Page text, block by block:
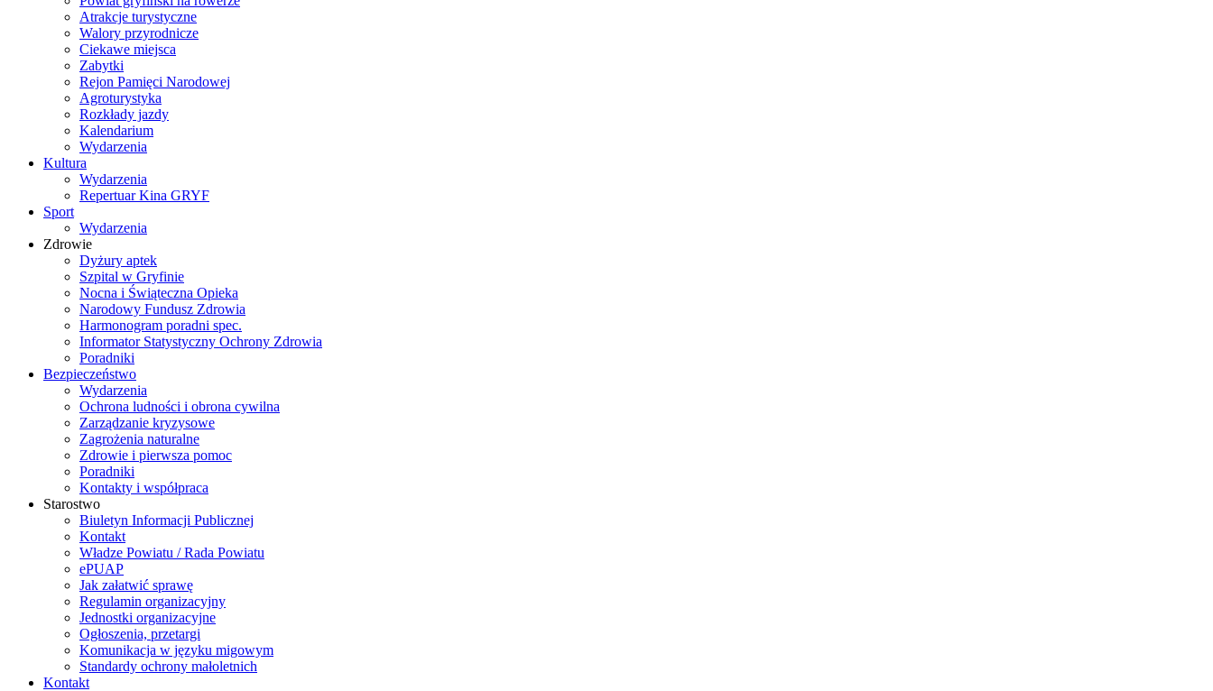
Atrakcje turystyczne
Walory przyrodnicze
Ciekawe miejsca
Zabytki
Rejon Pamięci Narodowej
Agroturystyka
Rozkłady jazdy
Kalendarium
Wydarzenia
Kultura
Wydarzenia
Repertuar Kina GRYF
Sport
Wydarzenia
Zdrowie
Dyżury aptek
Szpital w Gryfinie
Nocna i Świąteczna Opieka
Narodowy Fundusz Zdrowia
Harmonogram poradni spec.
Informator Statystyczny Ochrony Zdrowia
Poradniki
Bezpieczeństwo
Wydarzenia
Ochrona ludności i obrona cywilna
Zarządzanie kryzysowe
Zagrożenia naturalne
Zdrowie i pierwsza pomoc
Poradniki
Kontakty i współpraca
Starostwo
Biuletyn Informacji Publicznej
Kontakt
Władze Powiatu / Rada Powiatu
ePUAP
Jak załatwić sprawę
Regulamin organizacyjny
Jednostki organizacyjne
Ogłoszenia, przetargi
Komunikacja w języku migowym
Standardy ochrony małoletnich
Kontakt